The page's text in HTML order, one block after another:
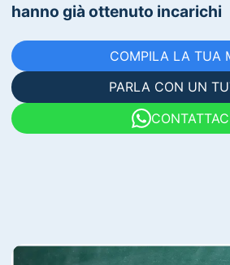
hanno già ottenuto incarichi
COMPILA LA TUA
PARLA CON UN